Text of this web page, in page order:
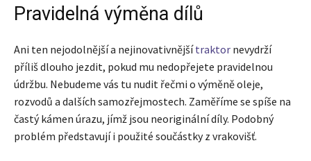
Pravidelná výměna dílů
Ani ten nejodolnější a nejinovativnějšítraktor nevydrží
příliš dlouho jezdit, pokud mu nedopřejete pravidelnou
údržbu. Nebudeme vás tu nudit řečmi o výměně oleje,
rozvodů a dalších samozřejmostech. Zaměříme se spíše na
častý kámen úrazu, jímž jsou neoriginální díly. Podobný
problém představují i použité součástky z vrakovišť.